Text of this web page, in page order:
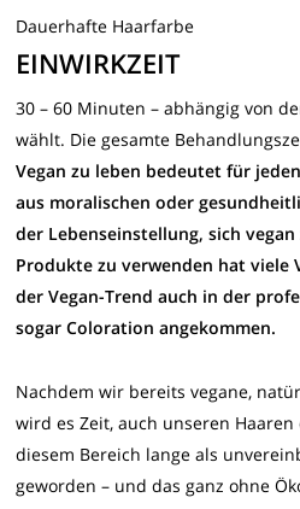
Dauerhafte Haarfarbe
EINWIRKZEIT
30 – 60 Minuten – abhängig von
wählt. Die gesamte
Vegan zu leben bedeutet für
aus moralischen oder
der Lebenseinstellung, sich
Produkte zu verwenden hat
der Vegan-Trend auch in der
sogar Coloration angekommen.
Nachdem wir bereits vegane,
wird es Zeit, auch unseren
diesem Bereich lange als
geworden – und das ganz ohne